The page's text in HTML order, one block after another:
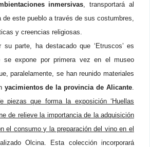
inmersivas, transportará al
este pueblo a través de sus costumbres,
y creencias religiosas.
parte, ha destacado que ‘Etruscos’ es
expone por primera vez en el museo
paralelamente, se han reunido materiales
yacimientos de la provincia de Alicante.
piezas que forma la exposición ‘Huellas
de relieve la importancia de la adquisición
el consumo y la preparación del vino en el
Olcina. Esta colección incorporará